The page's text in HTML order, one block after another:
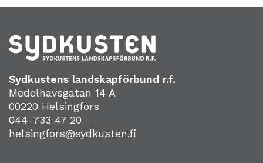
Sydkustens landskapförbund r.f.
Medelhavsgatan 14 A
00220 Helsingfors
044-733 47 20
helsingfors@sydkusten.fi